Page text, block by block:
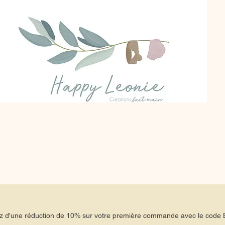
d'une réduction de 10% sur votre première commande avec le code